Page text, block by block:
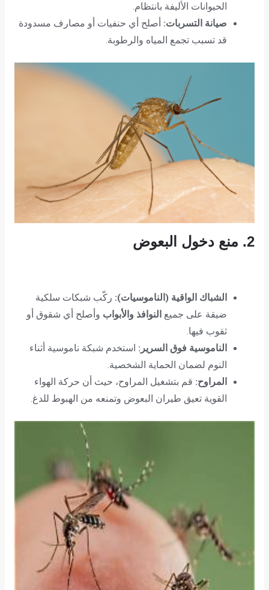
الحيوانات الأليفة بانتظام.
صيانة التسربات: أصلح أي حنفيات أو مصارف مسدودة
قد تسبب تجمع المياه والرطوبة.
2. منع دخول البعوض
الشباك الواقية (الناموسيات): ركّب شبكات سلكية
ضيقة على جميع النوافذ والأبواب وأصلح أي شقوق أو
ثقوب فيها.
الناموسية فوق السرير: استخدم شبكة ناموسية أثناء
النوم لضمان الحماية الشخصية.
المراوح: قم بتشغيل المراوح، حيث أن حركة الهواء
القوية تعيق طيران البعوض وتمنعه من الهبوط للدغ.